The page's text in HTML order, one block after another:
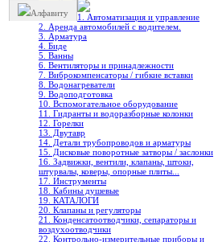
Алфавиту
1. Автоматизация и управление
2. Аренда автомобилей с водителем.
3. Арматура
4. Биде
5. Ванны
6. Вентиляторы и принадлежности
7. Виброкомпенсаторы / гибкие вставки
8. Водонагреватели
9. Водоподготовка
10. Вспомогательное оборудование
11. Гидранты и водоразборные колонки
12. Горелки
13. Двутавр
14. Детали трубопроводов и арматуры
15. Дисковые поворотные затворы / заслонки
16. Задвижки, вентили, клапаны, штоки,
штурвалы, коверы, опорные плиты...
17. Инструменты
18. Кабины душевые
19. КАТАЛОГИ
20. Клапаны и регуляторы
21. Конденсатоотводчики, сепараторы и
воздухоотводчики
22. Контрольно-измерительные приборы и